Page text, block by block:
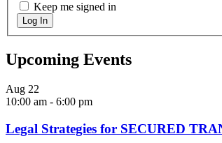
Keep me signed in
Log In
Upcoming Events
Aug 22
10:00 am - 6:00 pm
Legal Strategies for SECURED